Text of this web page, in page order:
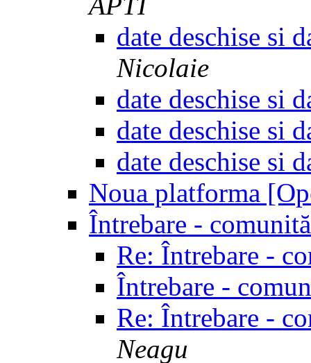
date deschise si
Nicolaie
date deschise si
date deschise si
date deschise si
Noua platforma
Întrebare -
Re: Întrebare -
Întrebare -
Re: Întrebare -
Neagu